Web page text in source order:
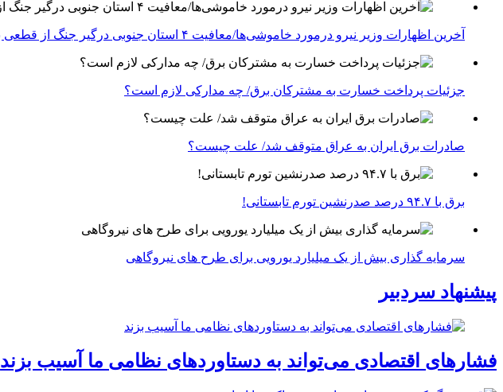
آخرین اظهارات وزیر نیرو درمورد خاموشی‌ها/معافیت ۴ استان جنوبی درگیر جنگ از قطعی برق
جزئیات پرداخت خسارت به مشترکان برق/ چه مدارکی لازم است؟
صادرات برق ایران به عراق متوقف شد/ علت چیست؟
برق با ۹۴.۷ درصد صدرنشین تورم تابستانی!
سرمایه گذاری بیش از یک میلیارد یورویی برای طرح های نیروگاهی
پیشنهاد سردبیر
فشارهای اقتصادی می‌تواند به دستاوردهای نظامی ما آسیب بزند